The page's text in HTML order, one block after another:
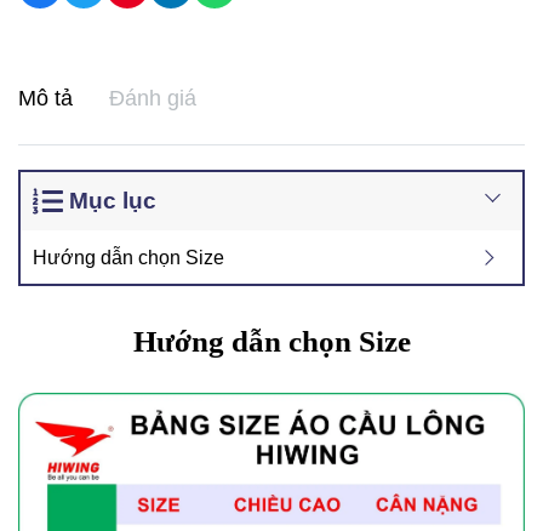
Mô tả Đánh giá
Mục lục
Hướng dẫn chọn Size
Hướng dẫn chọn Size